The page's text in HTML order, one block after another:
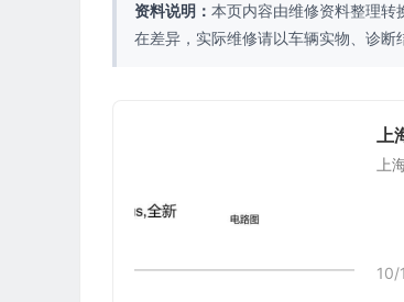
资料说明： 本页内容由维修资料整理转
在差异，实际维修请以车辆实物、诊断
上
上
10/